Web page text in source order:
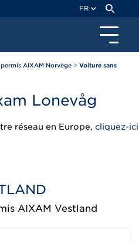
FR
AIXAM Norvège > Voiture sans
Lonevåg
réseau en Europe, cliquez-ici
AIXAM Vestland